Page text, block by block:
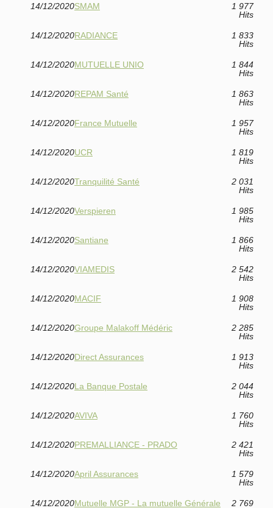
14/12/2020SMAM
1 977
Hits
14/12/2020RADIANCE
1 833
Hits
14/12/2020MUTUELLE UNIO
1 844
Hits
14/12/2020REPAM Santé
1 863
Hits
14/12/2020France Mutuelle
1 957
Hits
14/12/2020UCR
1 819
Hits
14/12/2020Tranquilité Santé
2 031
Hits
14/12/2020Verspieren
1 985
Hits
14/12/2020Santiane
1 866
Hits
14/12/2020VIAMEDIS
2 542
Hits
14/12/2020MACIF
1 908
Hits
14/12/2020Groupe Malakoff Médéric
2 285
Hits
14/12/2020Direct Assurances
1 913
Hits
14/12/2020La Banque Postale
2 044
Hits
14/12/2020AVIVA
1 760
Hits
14/12/2020PREMALLIANCE - PRADO
2 421
Hits
14/12/2020April Assurances
1 579
Hits
14/12/2020Mutuelle MGP - La mutuelle Générale
2 769